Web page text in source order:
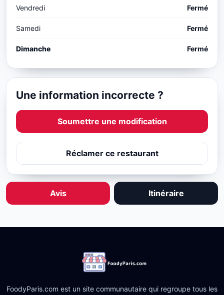
Vendredi Fermé
Samedi Fermé
Dimanche Fermé
Une information incorrecte ?
Soumettre une modification
Réclamer ce restaurant
Avis Itinéraire
FoodyParis.com est un site communautaire qui regroupe tous les